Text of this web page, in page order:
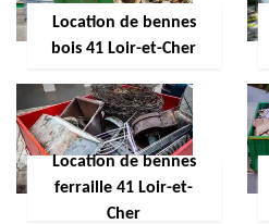
Location de bennes
bois 41 Loir-et-Cher
Location de bennes
ferraille 41 Loir-et-
Cher